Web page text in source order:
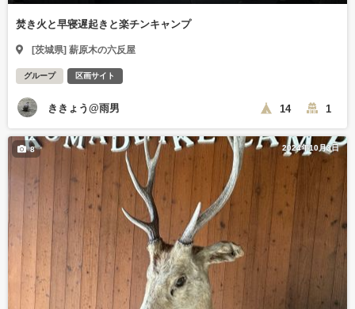
焚き火と早寝遅起きと楽チンキャンプ
[茨城県] 薪原木の六反屋
グループ 区画サイト
ききょう@雨男 14 1
2024年10月3日
8